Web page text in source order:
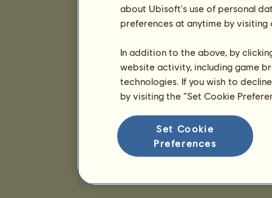
about Ubisoft's use of personal
preferences at anytime by
In addition to the above, by
website activity, including game
technologies. If you wish to
by visiting the “Set Cookie
Set Cookie
Preferences